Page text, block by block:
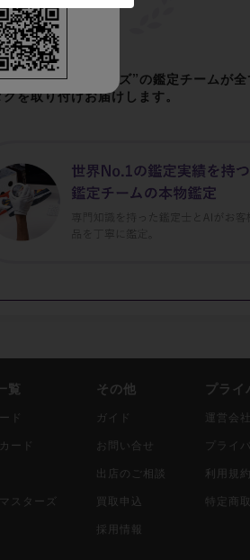
ェイクバスターズ”の鑑定チームが
を取り付けお届けします。
覧
ド
ード
スターズ
その他
ガイド
お問い合せ
出店のご相談
買取申込
採用情報
プライ
運営会社
プライ
利用規約
特定商